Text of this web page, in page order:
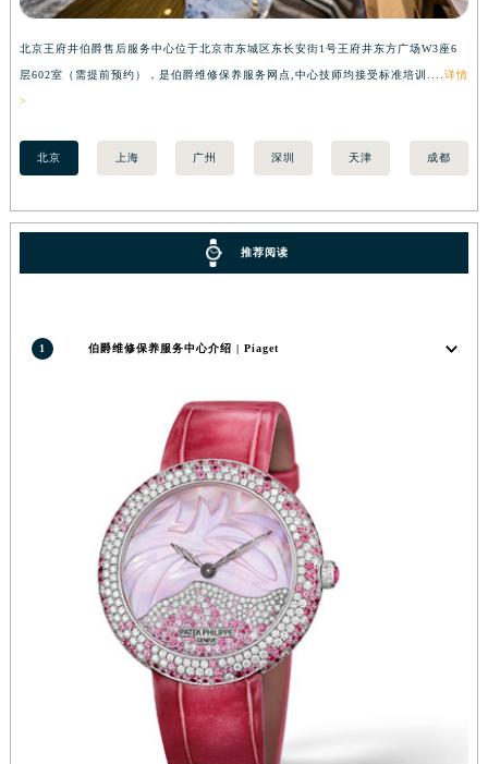
北京王府井伯爵售后服务中心位于北京市东城区东长安街1号王府井东方广场W3座6
层602室（需提前预约），是伯爵维修保养服务网点,中心技师均接受标准培训.... 详情
>
北京 上海 广州 深圳 天津 成都
推荐阅读
1 伯爵维修保养服务中心介绍 | Piaget